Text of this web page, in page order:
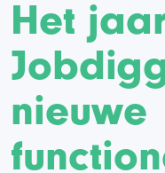
Het
nieuwe